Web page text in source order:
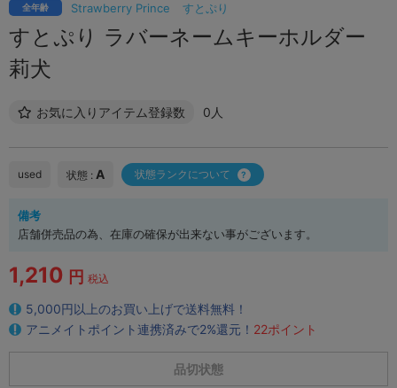
Strawberry Prince すとぷり
全年齢
すとぷり ラバーネームキーホルダー
莉犬
お気に入りアイテム登録数 0人
used 状態 : A 状態ランクについて
備考
店舗併売品の為、在庫の確保が出来ない事がございます。
1,210 円 税込
5,000円以上のお買い上げで送料無料！
アニメイトポイント連携済みで2%還元！ 22ポイント
品切状態